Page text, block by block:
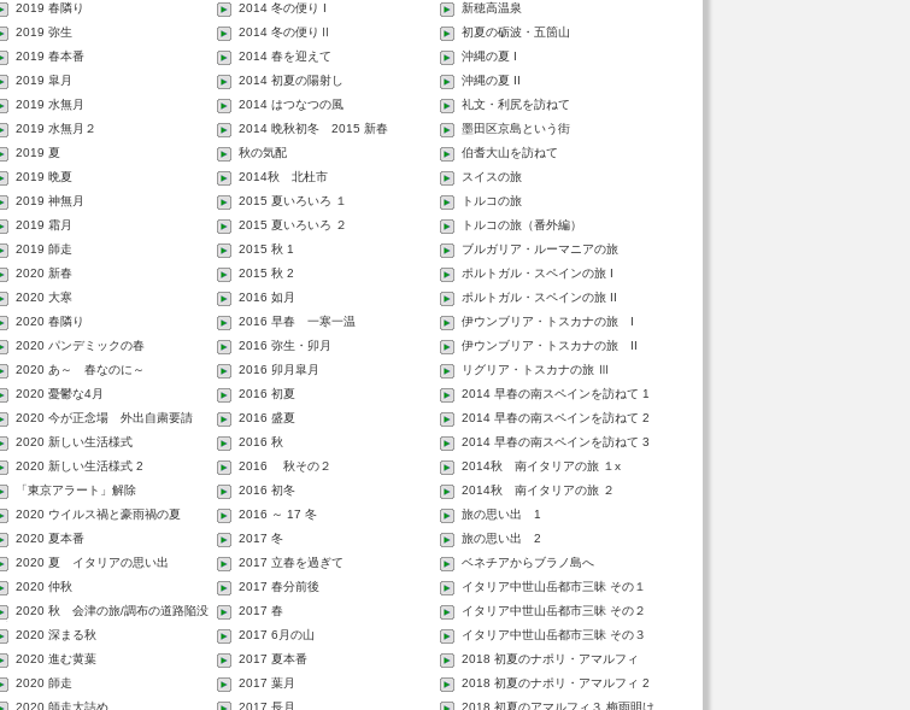
2019 春隣り
2019 弥生
2019 春本番
2019 皐月
2019 水無月
2019 水無月２
2019 夏
2019 晩夏
2019 神無月
2019 霜月
2019 師走
2020 新春
2020 大寒
2020 春隣り
2020 パンデミックの春
2020 あ～ 春なのに～
2020 憂鬱な4月
2020 今が正念場 外出自粛要請
2020 新しい生活様式
2020 新しい生活様式 2
「東京アラート」解除
2020 ウイルス禍と豪雨禍の夏
2020 夏本番
2020 夏 イタリアの思い出
2020 仲秋
2020 秋 会津の旅/調布の道路陥没
事故
2020 深まる秋
2020 進む黄葉
2020 師走
2020 師走大詰め
2014 冬の便り I
2014 冬の便りⅡ
2014 春を迎えて
2014 初夏の陽射し
2014 はつなつの風
2014 晩秋初冬 2015 新春
秋の気配
2014秋 北杜市
2015 夏いろいろ １
2015 夏いろいろ ２
2015 秋 1
2015 秋 2
2016 如月
2016 早春 一寒一温
2016 弥生・卯月
2016 卯月皐月
2016 初夏
2016 盛夏
2016 秋
2016 秋その２
2016 初冬
2016 ～ 17 冬
2017 冬
2017 立春を過ぎて
2017 春分前後
2017 春
2017 6月の山
2017 夏本番
2017 葉月
2017 長月
新穂高温泉
初夏の砺波・五箇山
沖縄の夏 I
沖縄の夏 II
礼文・利尻を訪ねて
墨田区京島という街
伯耆大山を訪ねて
スイスの旅
トルコの旅
トルコの旅（番外編）
ブルガリア・ルーマニアの旅
ポルトガル・スペインの旅 I
ポルトガル・スペインの旅 II
伊ウンブリア・トスカナの旅 I
伊ウンブリア・トスカナの旅 II
リグリア・トスカナの旅 Ⅲ
2014 早春の南スペインを訪ねて 1
2014 早春の南スペインを訪ねて 2
2014 早春の南スペインを訪ねて 3
2014秋 南イタリアの旅 １x
2014秋 南イタリアの旅 ２
旅の思い出 1
旅の思い出 2
ベネチアからブラノ島へ
イタリア中世山岳都市三昧 その１
イタリア中世山岳都市三昧 その２
イタリア中世山岳都市三昧 その３
2018 初夏のナポリ・アマルフィ
2018 初夏のナポリ・アマルフィ 2
2018 初夏のアマルフィ３ 梅雨明け